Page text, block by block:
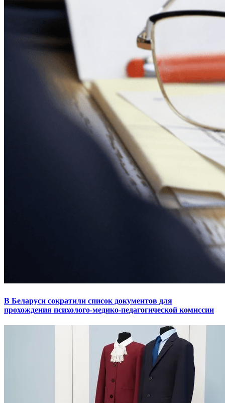
В Беларуси сократили список документов для
прохождения психолого-медико-педагогической комиссии